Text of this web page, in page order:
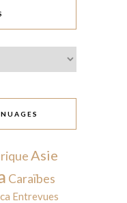
Asie
Caraïbes
Entrevues